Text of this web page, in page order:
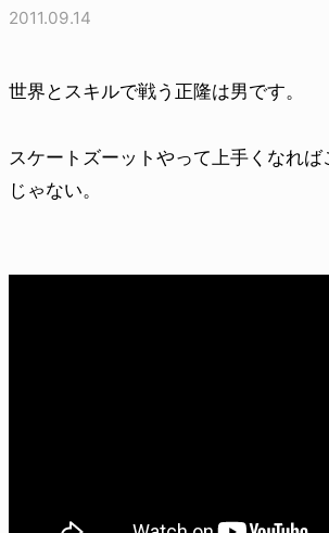
2011.09.14
世界とスキルで戦う正隆は男です。
スケートズーットやって上手くなれ
じゃない。